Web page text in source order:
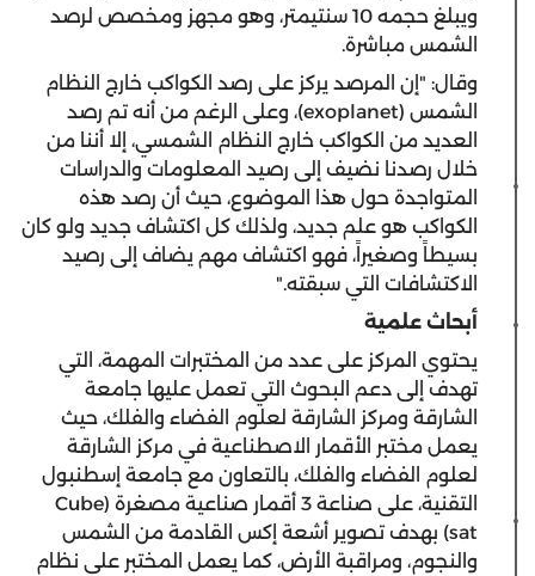
ويبلغ حجمه 10 سنتيمتر، وهو مجهز ومخصص لرصد
الشمس مباشرة.
وقال: "إن المرصد يركز على رصد الكواكب خارج النظام
الشمس (exoplanet)، وعلى الرغم من أنه تم رصد
العديد من الكواكب خارج النظام الشمسي، إلا أننا من
خلال رصدنا نضيف إلى رصيد المعلومات والدراسات
المتواجدة حول هذا الموضوع، حيث أن رصد هذه
الكواكب هو علم جديد، ولذلك كل اكتشاف جديد ولو كان
بسيطاً وصغيراً، فهو اكتشاف مهم يضاف إلى رصيد
الاكتشافات التي سبقته."
أبحاث علمية
يحتوي المركز على عدد من المختبرات المهمة، التي
تهدف إلى دعم البحوث التي تعمل عليها جامعة
الشارقة ومركز الشارقة لعلوم الفضاء والفلك، حيث
يعمل مختبر الأقمار الاصطناعية في مركز الشارقة
لعلوم الفضاء والفلك، بالتعاون مع جامعة إسطنبول
التقنية، على صناعة 3 أقمار صناعية مصغرة (Cube
sat) بهدف تصوير أشعة إكس القادمة من الشمس
والنجوم، ومراقبة الأرض، كما يعمل المختبر على نظام